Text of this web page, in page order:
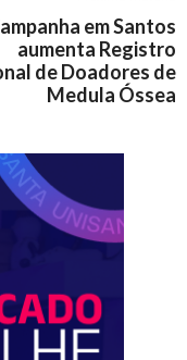
em Santos
aumenta Registro
de Doadores de
Medula Óssea